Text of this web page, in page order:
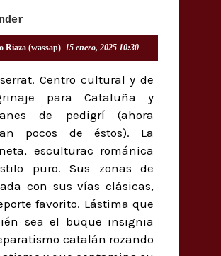
Riaza (wassap) 15 enero, 2025 10:30
Centro cultural y de
para Cataluña y
de pedigrí (ahora
pocos de éstos). La
esculturac románica
puro. Sus zonas de
con sus vías clásicas,
favorito. Lástima que
sea el buque insignia
catalán rozando